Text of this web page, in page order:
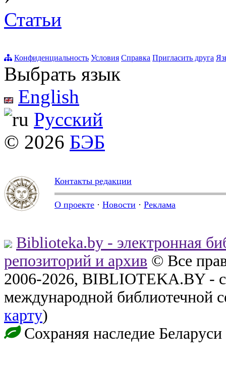
Статьи
Конфиденциальность Условия Справка Пригласить друга
Выбрать язык
English
Русский
© 2026 БЭБ
Контакты редакции
О проекте · Новости · Реклама
Biblioteka.by - электронная
репозиторий и архив © Все
2006-2026, BIBLIOTEKA.BY -
международной библиотечной
карту)
Сохраняя наследие Беларуси